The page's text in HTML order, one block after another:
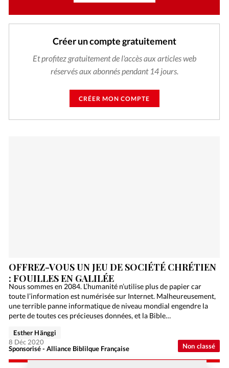
Créer un compte gratuitement
Et profitez gratuitement de l'accès aux articles web
réservés aux abonnés pendant 14 jours.
CRÉER MON COMPTE
Non classé
OFFREZ-VOUS UN JEU DE SOCIÉTÉ CHRÉTIEN
: FOUILLES EN GALILÉE
Nous sommes en 2084. L’humanité n’utilise plus de papier car
toute l’information est numérisée sur Internet. Malheureusement,
une terrible panne informatique de niveau mondial engendre la
perte de toutes ces précieuses données, et la Bible…
Sponsorisé - Alliance Biblilque Française
Esther Hänggi
8 Déc 2020